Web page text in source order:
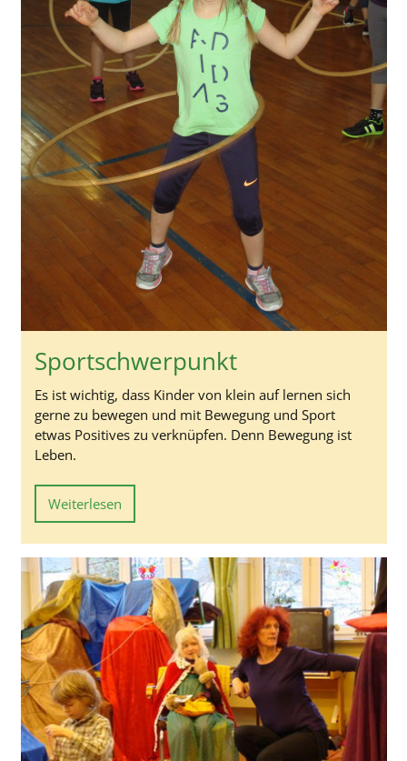
Sportschwerpunkt
Es ist wichtig, dass Kinder von klein auf lernen sich
gerne zu bewegen und mit Bewegung und Sport
etwas Positives zu verknüpfen. Denn Bewegung ist
Leben.
Weiterlesen